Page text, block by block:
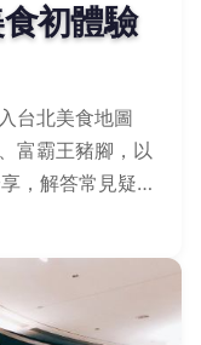
初體驗
台北美食地圖
富霸王豬腳，以
，解答常見疑